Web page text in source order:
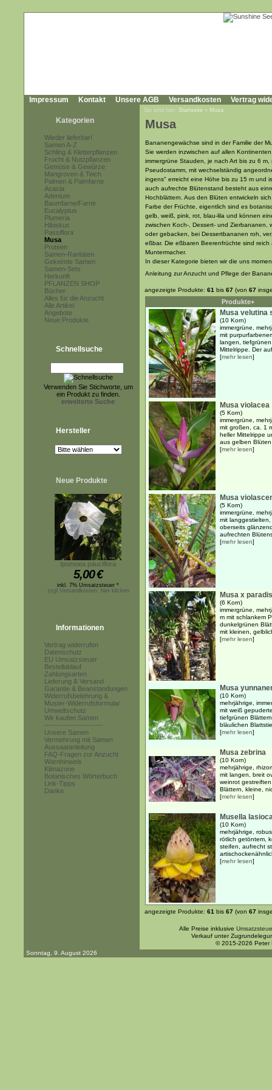
Impressum Kontakt Unsere AGB Versandkosten Vertrag
Kategorien
Wieder lieferbar!
Samen A-Z
Schling & Kletterpflanzen
Frucht & Nutzpflanzen
Gemüse & Gewürze
Mangroven & Teich
Palmen & Palmfarne
Acacia
Adenium
Baumfarne/Farne
Eucalyptus
Plumeria
Hibiskus
Passiflora
Musa
Proteen
Samen-Raritäten
Gekeimte Samen
Samen-Sets
Herkunft
PFLANZEN SHOP
Bücher
Alles für die Anzucht
Alle Artikel
Angebote
Neue Produkte
Schnellsuche
Verwenden Sie Stichworte, um
ein Produkt zu finden.
erweiterte Suche
Hersteller
Neue Produkte
Ipomoea pauciflora
5,00€
inkl. 7% Umsatzsteuer *
zzgl.Versandkosten, hier klicken
Informationen
Vertrag widerrufen
Datenschutz
EU Umsatzsteuer
Bestellablauf
Zahlungsarten
Lieferung & Versand
Garantie & Beanstandungen
Widerrufsbelehrung &
Muster-Widerrufsformular
Umweltschutz
Wir kaufen Samen
------------------------
Unsere Samen
Vermehrung mit Samen
Aussaatanleitung
FAQ-Fragen zur Anzucht
Warnhinweis
Klimazone
Botanisches Wörterbuch
Link-Tipps
Danke
Sie sind hier: Startseite » Musa
Musa
Bananengewächse sind in der Familie der
Sie werden inzwischen auf allen
immergrüne Stauden, je nach Art bis zu 6
Pseudostamm, mit wechselständig
ingens" erreicht eine Höhe bis zu 15 m und
auch aufrechte Blütenstand besteht aus
Hochblättern. Aus den Blüten entwickeln
Farbe der Früchte, eigentlich sind es
gelb, weiß, pink, rot, blau-lila und können
zwischen Koch-, Dessert- und
oder gebacken, bei Dessertbananen roh,
eßbar. Die eßbaren Beerenfrüchte sind
Muntermacher.
In dieser Kategorie bieten wir die uns
Anleitung zur Anzucht und Pflege der
angezeigte Produkte: 61 bis 67 (von 67
Produkte+
Musa velutina
(10 Korn)
immergrüne,
mit
langen,
Mittelrippe. Der
[mehr lesen]
Musa violacea
(5 Korn)
immergrüne,
mit großen, ca. 1
heller Mittelrippe
aus gelben
[mehr lesen]
Musa
(5 Korn)
immergrüne,
mit
oberseits
aufrechten
[mehr lesen]
Musa x
(6 Korn)
immergrüne,
m mit schlankem
dunkelgrünen
mit kleinen,
[mehr lesen]
Musa
(10 Korn)
mehrjährige,
mit weiß
tiefgrünen
bläulichen
[mehr lesen]
Musa zebrina
(10 Korn)
mehrjährige,
mit langen, breit
weinrot
Blättern, kleine,
[mehr lesen]
Musella
(10 Korn)
mehrjährige,
rötlich getöntem,
steifen, aufrecht
[mehr lesen]
angezeigte Produkte: 61 bis 67 (von 67
Alle Preise inklusive
Verkauf unter
© 2015-2026 Peter
Sonntag, 9. August 2026